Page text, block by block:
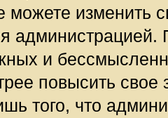
изменить
администрацией.
и
повысить
того, что